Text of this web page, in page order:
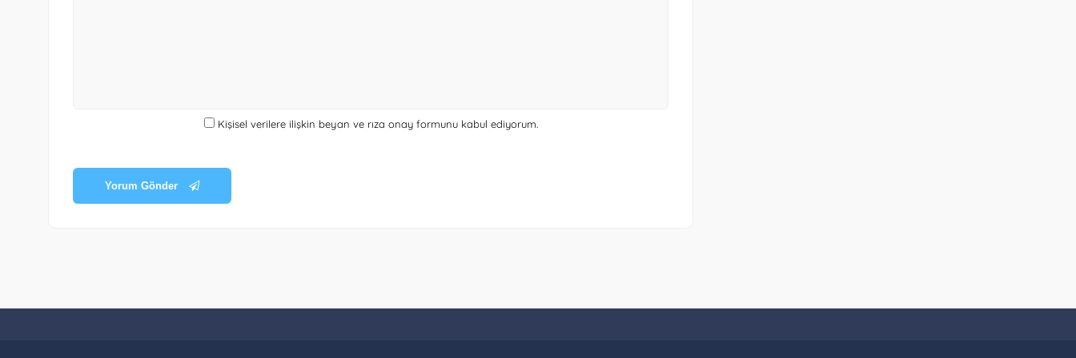
Kişisel verilere ilişkin beyan ve rıza onay formunukabul ediyorum.
Yorum Gönder